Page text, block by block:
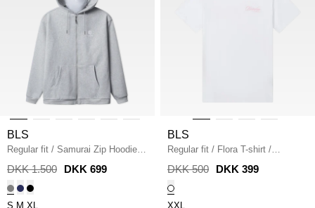
BLS
Regular fit / Samurai Zip Hoodie /
GRÅ
DKK 1.500 DKK 699
S M XL
BLS
Regular fit / Flora T-shirt /
WHITE/PINK
DKK 500 DKK 399
XXL